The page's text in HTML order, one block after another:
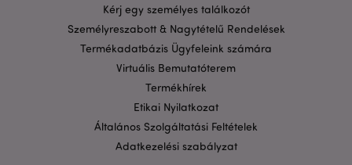
Kérj egy személyes találkozót
Személyreszabott & Nagytételű Rendelések
Termékadatbázis Ügyfeleink számára
Virtuális Bemutatóterem
Termékhírek
Etikai Nyilatkozat
Általános Szolgáltatási Feltételek
Adatkezelési szabályzat
A weboldal működéséhez feltétlenül szükséges sütik
lehetővé teszik a webhely alapvető funkcióit,
például a felhasználói bejelentkezést és a
fiókkezelést. A weboldal nem használható
megfelelően a feltétlenül szükséges sütik nélkül.
.puckator.hu